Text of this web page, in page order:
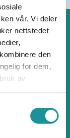
vår. Vi deler
nettstedet
den
for dem,
av